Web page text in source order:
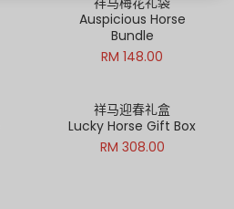
Auspicious Horse
Bundle
RM 148.00
祥马迎春礼盒
Lucky Horse Gift Box
RM 308.00